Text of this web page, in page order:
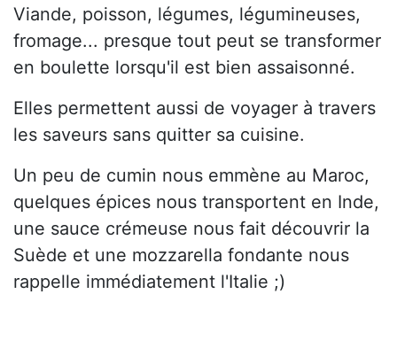
Viande, poisson, légumes, légumineuses,
fromage... presque tout peut se transformer
en boulette lorsqu'il est bien assaisonné.
Elles permettent aussi de voyager à travers
les saveurs sans quitter sa cuisine.
Un peu de cumin nous emmène au Maroc,
quelques épices nous transportent en Inde,
une sauce crémeuse nous fait découvrir la
Suède et une mozzarella fondante nous
rappelle immédiatement l'Italie ;)